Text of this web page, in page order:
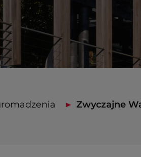
Zwyczajne